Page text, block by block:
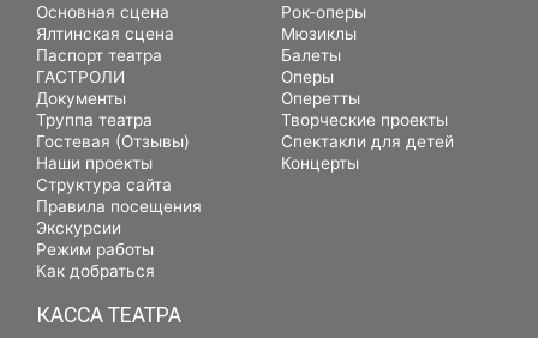
Основная сцена
Ялтинская сцена
Паспорт театра
ГАСТРОЛИ
Документы
Труппа театра
Гостевая (Отзывы)
Наши проекты
Структура сайта
Правила посещения
Экскурсии
Режим работы
Как добраться
Рок-оперы
Мюзиклы
Балеты
Оперы
Оперетты
Творческие проекты
Спектакли для детей
Концерты
КАССА ТЕАТРА